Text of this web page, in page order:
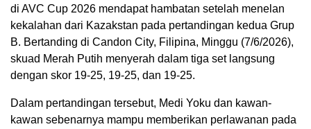
di AVC Cup 2026 mendapat hambatan setelah menelan
kekalahan dari Kazakstan pada pertandingan kedua Grup
B. Bertanding di Candon City, Filipina, Minggu (7/6/2026),
skuad Merah Putih menyerah dalam tiga set langsung
dengan skor 19-25, 19-25, dan 19-25.
Dalam pertandingan tersebut, Medi Yoku dan kawan-
kawan sebenarnya mampu memberikan perlawanan pada